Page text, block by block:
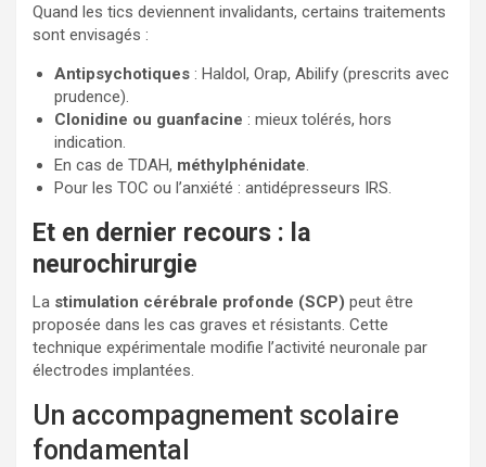
Quand les tics deviennent invalidants, certains traitements
sont envisagés :
Antipsychotiques : Haldol, Orap, Abilify (prescrits avec
prudence).
Clonidine ou guanfacine : mieux tolérés, hors
indication.
En cas de TDAH, méthylphénidate.
Pour les TOC ou l’anxiété : antidépresseurs IRS.
Et en dernier recours : la
neurochirurgie
La stimulation cérébrale profonde (SCP) peut être
proposée dans les cas graves et résistants. Cette
technique expérimentale modifie l’activité neuronale par
électrodes implantées.
Un accompagnement scolaire
fondamental